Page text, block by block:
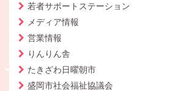
若者サポートステーション
メディア情報
営業情報
りんりん舎
たきざわ日曜朝市
盛岡市社会福祉協議会